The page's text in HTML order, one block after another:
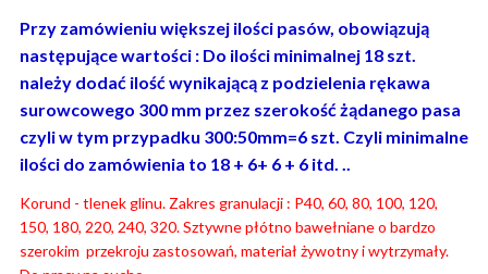
Przy zamówieniu większej ilości pasów, obowiązują
następujące wartości : Do ilości minimalnej 18 szt.
należy dodać ilość wynikającą z podzielenia rękawa
surowcowego 300 mm przez szerokość żądanego pasa
czyli w tym przypadku 300:50mm=6 szt. Czyli minimalne
ilości do zamówienia to 18 + 6+ 6 + 6 itd. ..
Korund - tlenek glinu. Zakres granulacji : P40, 60, 80, 100, 120,
150, 180, 220, 240, 320. Sztywne płótno bawełniane o bardzo
szerokim przekroju zastosowań, materiał żywotny i wytrzymały.